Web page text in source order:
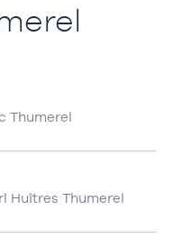
Thumerel
Huîtres Thumerel